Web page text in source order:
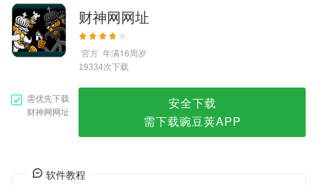
问答
财神网网址
官方 年满16周岁
19334次下载
需优先下载
财神网网址
安全下载
需下载豌豆荚APP
软件教程